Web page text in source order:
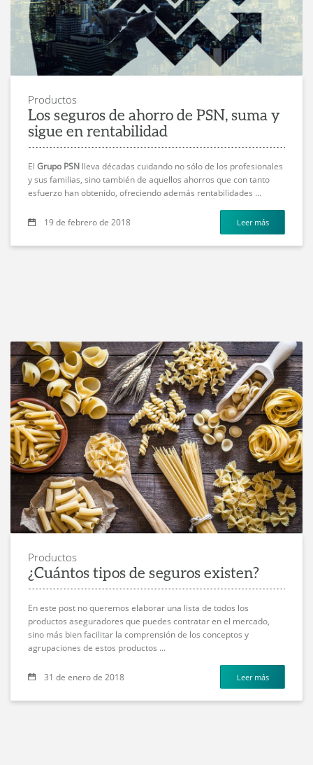
Productos
Los seguros de ahorro de PSN, suma y
sigue en rentabilidad
El Grupo PSNlleva décadas cuidando no sólo de los profesionales
y sus familias, sino también de aquellos ahorros que con tanto
esfuerzo han obtenido, ofreciendo además rentabilidades ...
19 de febrero de 2018 Leer más
Productos
¿Cuántos tipos de seguros existen?
En este post no queremos elaborar una lista de todos los
productos aseguradores que puedes contratar en el mercado,
sino más bien facilitar la comprensión de los conceptos y
agrupaciones de estos productos ...
31 de enero de 2018 Leer más